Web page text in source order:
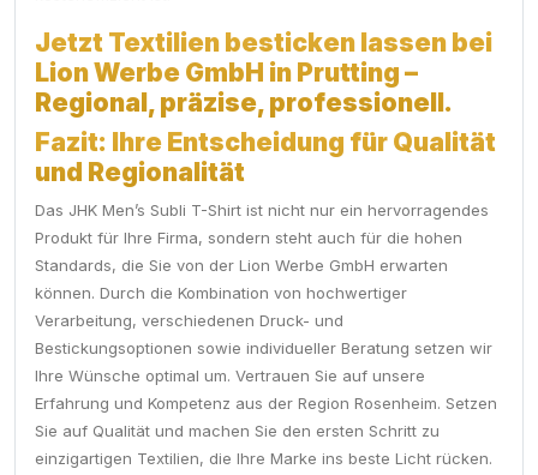
Jetzt Textilien besticken lassen bei
Lion Werbe GmbH in Prutting –
Regional, präzise, professionell.
Fazit: Ihre Entscheidung für Qualität
und Regionalität
Das JHK Men’s Subli T-Shirt ist nicht nur ein hervorragendes
Produkt für Ihre Firma, sondern steht auch für die hohen
Standards, die Sie von der Lion Werbe GmbH erwarten
können. Durch die Kombination von hochwertiger
Verarbeitung, verschiedenen Druck- und
Bestickungsoptionen sowie individueller Beratung setzen wir
Ihre Wünsche optimal um. Vertrauen Sie auf unsere
Erfahrung und Kompetenz aus der Region Rosenheim. Setzen
Sie auf Qualität und machen Sie den ersten Schritt zu
einzigartigen Textilien, die Ihre Marke ins beste Licht rücken.